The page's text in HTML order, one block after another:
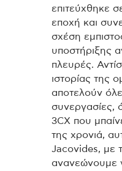
επιτεύχθηκε
εποχή και
σχέση
υποστήριξης
πλευρές.
ιστορίας της
αποτελούν
συνεργασίες,
3CX που
της χρονιά,
Jacovides, με
ανανεώνουμε